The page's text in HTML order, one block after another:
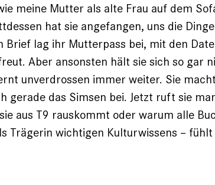
meine Mutter als alte Frau auf dem
hat sie angefangen, uns die
Brief lag ihr Mutterpass bei, mit den
Aber ansonsten hält sie sich so gar
unverdrossen immer weiter. Sie
gerade das Simsen bei. Jetzt ruft sie
aus T9 rauskommt oder warum alle
Trägerin wichtigen Kulturwissens –